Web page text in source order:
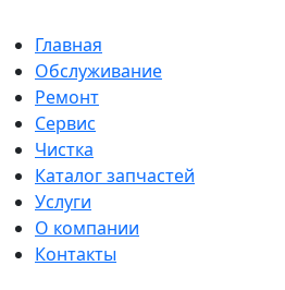
Главная
Обслуживание
Ремонт
Сервис
Чистка
Каталог запчастей
Услуги
О компании
Контакты